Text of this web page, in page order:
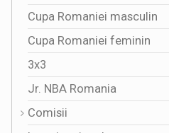
Cupa Romaniei masculin
Cupa Romaniei feminin
3x3
Jr. NBA Romania
Comisii